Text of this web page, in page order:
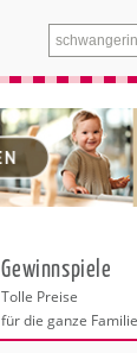
Gewinnspiele
Tolle Preise
für die ganze Familie